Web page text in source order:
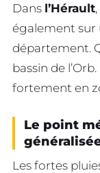
Dans l’Hérault
également sur
département.
bassin de
fortement en
Le point
Les fortes